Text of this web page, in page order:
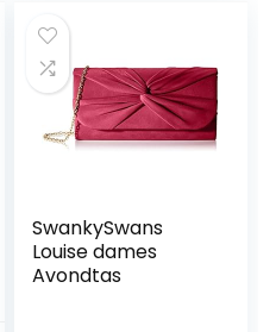
SwankySwans
Louise dames
Avondtas